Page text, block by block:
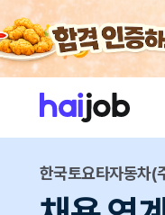
한국토요타자동차(